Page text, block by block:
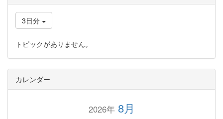
3日分
トピックがありません。
カレンダー
2026年8月